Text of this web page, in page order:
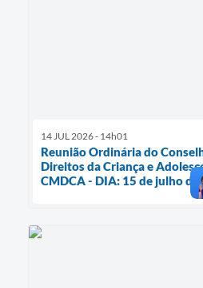
14 JUL 2026 - 14h01
Reunião Ordinária do
Direitos da Criança e
CMDCA - DIA: 15 de julho de